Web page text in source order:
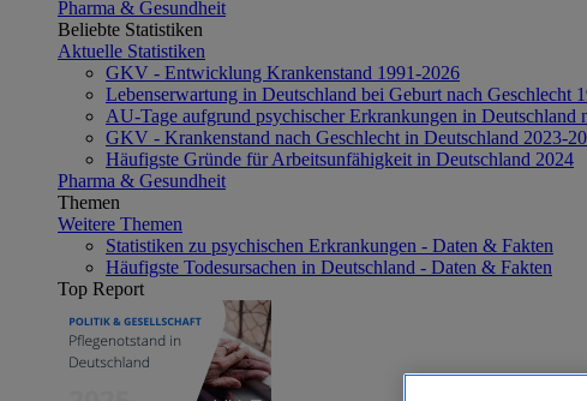
Pharma & Gesundheit
Beliebte Statistiken
Aktuelle Statistiken
GKV - Entwicklung Krankenstand 1991-2026
Lebenserwartung in Deutschland bei Geburt nach Geschlecht
AU-Tage aufgrund psychischer Erkrankungen in Deutschland
GKV - Krankenstand nach Geschlecht in Deutschland 2023-
Häufigste Gründe für Arbeitsunfähigkeit in Deutschland 2024
Pharma & Gesundheit
Themen
Weitere Themen
Statistiken zu psychischen Erkrankungen - Daten & Fakten
Häufigste Todesursachen in Deutschland - Daten & Fakten
Top Report